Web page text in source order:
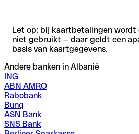
Let op: bij kaartbetalingen wordt
niet gebruikt — daar geldt een
basis van kaartgegevens.
Andere banken in Albanië
ING
ABN AMRO
Rabobank
Bunq
ASN Bank
SNS Bank